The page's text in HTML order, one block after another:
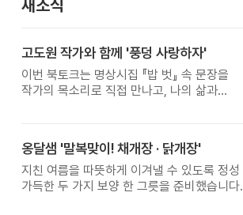
새소식
고도원 작가와 함께 '풍덩 사랑하자'
이번 북토크는 명상시집 『밥 벗』 속 문장을
작가의 목소리로 직접 만나고, 나의 삶과
옹달샘 '말복맞이! 채개장 · 닭개장'
지친 여름을 따뜻하게 이겨낼 수 있도록 정성
가득한 두 가지 보양 한 그릇을 준비했습니다.